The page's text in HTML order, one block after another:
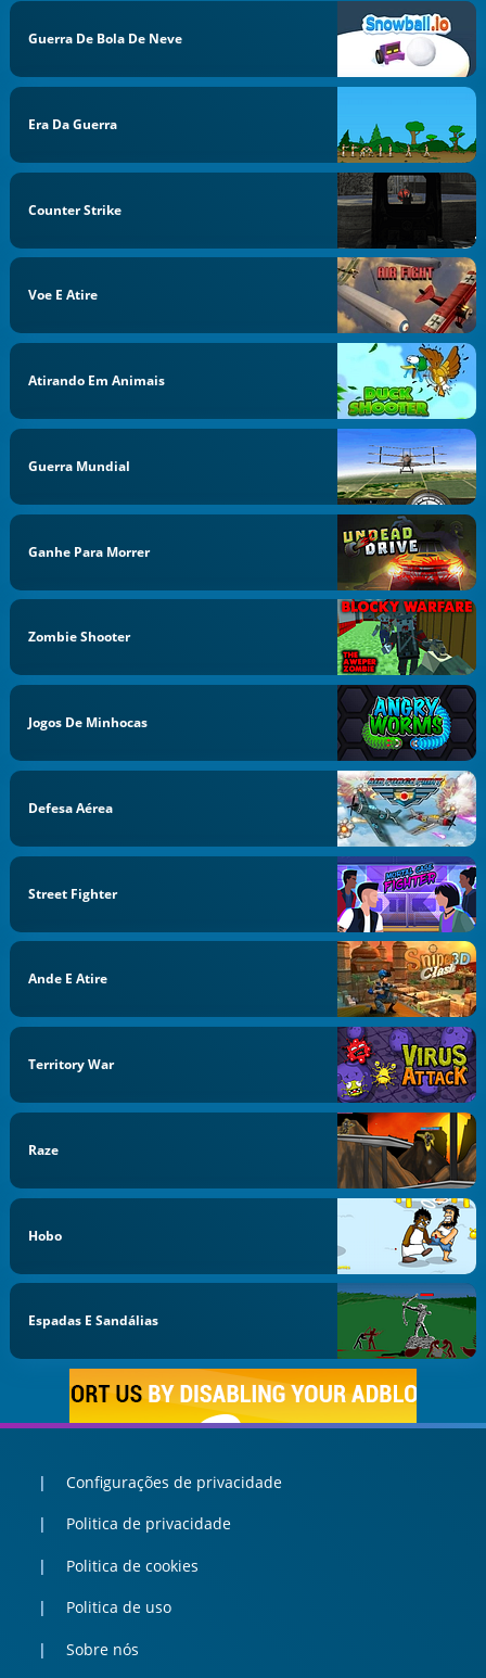
Guerra De Bola De Neve
Era Da Guerra
Counter Strike
Voe E Atire
Atirando Em Animais
Guerra Mundial
Ganhe Para Morrer
Zombie Shooter
Jogos De Minhocas
Defesa Aérea
Street Fighter
Ande E Atire
Territory War
Raze
Hobo
Espadas E Sandálias
Configurações de privacidade
Politica de privacidade
Politica de cookies
Politica de uso
Sobre nós